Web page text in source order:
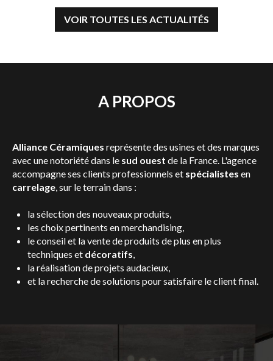
VOIR TOUTES LES ACTUALITÉS
A PROPOS
Alliance Céramiques représente des usines et des marques
avec une notoriété dans le sud ouest de la France. L'agence
accompagne ses clients professionnels et spécialistes en
carrelage, sur le terrain dans :
la sélection des nouveaux produits,
les choix pertinents en merchandising,
le conseil et la vente de produits de plus en plus
techniques et décoratifs,
la réalisation de projets audacieux,
et la recherche de solutions pour satisfaire le client final.